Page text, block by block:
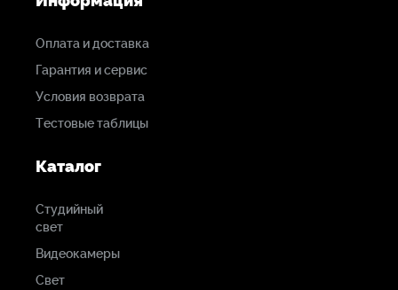
Оплата и доставка
Гарантия и сервис
Условия возврата
Тестовые таблицы
Каталог
Студийный
свет
Видеокамеры
Свет